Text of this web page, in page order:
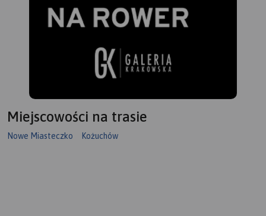
Miejscowości na trasie
Nowe Miasteczko Kożuchów